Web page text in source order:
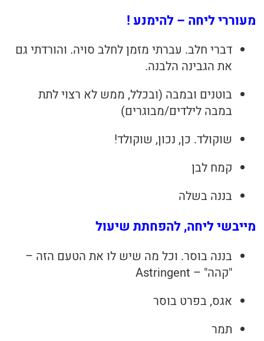
מעוררי ליחה – להימנע !
דברי חלב. עברתי מזמן לחלב סויה. והורדתי גם
את הגבינה הלבנה.
בוטנים ובמבה (ובכלל, ממש לא רצוי לתת
במבה לילדים/מבוגרים)
שוקולד. כן, נכון, שוקולד!
קמח לבן
בננה בשלה
מייבשי ליחה, להפחתת שיעול
בננה בוסר. וכל מה שיש לו את הטעם הזה –
"קהה" – Astringent
אגס, בפרט בוסר
תמר